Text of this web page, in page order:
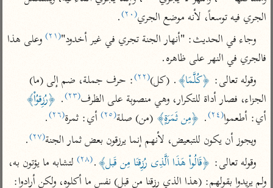
تفسير السمرقندي
تفسير الثعلبي
تفسير أبي السعود
الكشاف للزمخشري
تفسير ابن أبي حاتم
تفسير قتادة
اشترك لتصلك أخبار مشاريعنا
اشترك
الجري فيه توسعاً، لأنه موضع الجري(٢٠)
.
وجاء في الحديث: "أنهار الجنة تجري في غير أخدود"(٢١)
فالجري في النهر على ظاهره.
وقوله تعالى: ﴿كُلَّمَا﴾. (كل)(٢٢)
الجزاء، فصار أداة للتكرار، وهي منصوبة على الظرف(٢٣) . ﴿رُزِقوُاْ﴾
أي: أطعموا(٢٤) . ﴿مِن ثَمَرَةٍ﴾ (من) صلة(٢٥) أي: ثمرة(٢٦)
.
ويجوز أن يكون للتبعيض، لأنهم إنما يرزقون بعض ثمار الجنة(٢٧)
.
وقوله تعالى: ﴿قَالُواْ هَذَا اَلَّذِى رُزِقنَا مِن قَبل﴾.(٢٨)